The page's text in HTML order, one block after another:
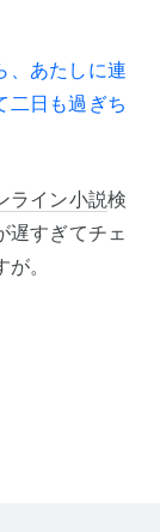
、あたしに連
日も過ぎち
ライン小説検
遅すぎてチェ
。